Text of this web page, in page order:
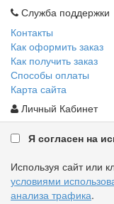
Я согласен на
Используя сайт или
условиями
анализа трафика.
Служба поддержки
Контакты
Как оформить заказ
Как получить заказ
Способы оплаты
Карта сайта
Личный Кабинет
История заказов